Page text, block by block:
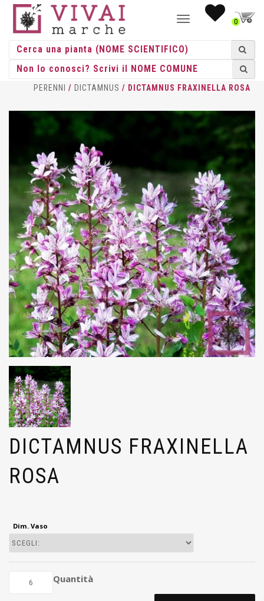
NAVIGAZIONE0
HOME/ ERBACEE ERBACEE
PERENNI / DICTAMNUS / DICTAMNUS FRAXINELLA ROSA
DICTAMNUS FRAXINELLA
ROSA
Dim. Vaso
Quantità